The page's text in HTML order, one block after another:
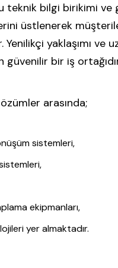
bilgi birikimi ve
üstlenerek
yaklaşımı ve
bir iş
arasında;
sistemleri,
ekipmanları,
yer almaktadır.